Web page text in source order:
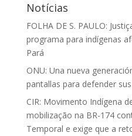
Notícias
FOLHA DE S. PAULO:
programa para indígenas
Pará
ONU: Una nueva
pantallas para defender
CIR: Movimento Indígena
mobilização na BR-174
Temporal e exige que a